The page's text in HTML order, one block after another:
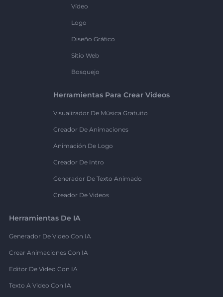
Vídeo
Logo
Diseño Gráfico
Sitio Web
Bosquejo
Herramientas Para Crear Videos
Visualizador De Música Gratuito
Creador De Animaciones
Animación De Logo
Creador De Intro
Generador De Texto Animado
Creador De Videos
Herramientas De IA
Generador De Video Con IA
Crear Animaciones Con IA
Editor De Video Con IA
Texto A Video Con IA